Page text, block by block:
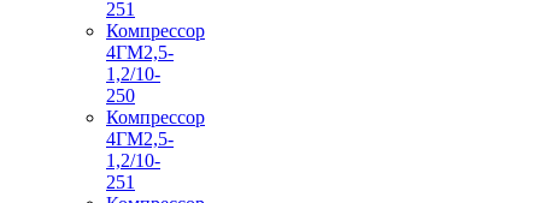
251
Компрессор
4ГМ2,5-
1,2/10-
250
Компрессор
4ГМ2,5-
1,2/10-
251